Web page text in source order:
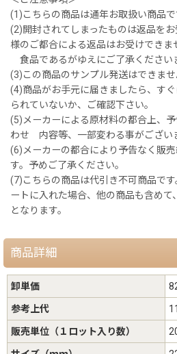
(1)こちらの商品は通年お取扱い商品で
(2)開封されてしまったものは返品を
様のご都合による返品はお受けできま
食品であるがゆえにご了承ください
(3)この商品のサンプル発送はできませ
(4)商品がお手元に届きましたら、す
られていないか、ご確認下さい。
(5)メーカーによる原材料の都合上、
わせ 内容等、一部変わる事がござい
(6)メーカーの都合により予告なく販
す。予めご了承ください。
(7)こちらの商品は代引き不可商品で
ートに入れた場合、他の商品も含めて
となります。
商品詳細
卸単価
参考上代
販売単位（１ロット入り数）